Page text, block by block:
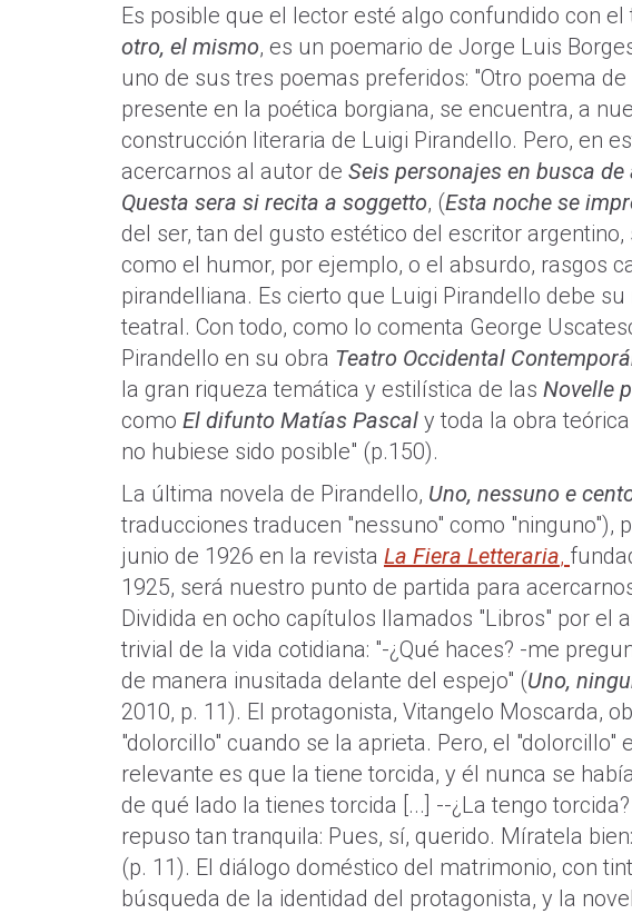
Es posible que el lector esté algo confundido con
otro, el mismo, es un poemario de Jorge Luis
uno de sus tres poemas preferidos: "Otro poema
presente en la poética borgiana, se encuentra, a
construcción literaria de Luigi Pirandello. Pero, en
acercarnos al autor de Seis personajes en busca de
Questa sera si recita a soggetto, (Esta noche se
del ser, tan del gusto estético del escritor
como el humor, por ejemplo, o el absurdo, rasgos
pirandelliana. Es cierto que Luigi Pirandello debe
teatral. Con todo, como lo comenta George
Pirandello en su obra Teatro Occidental
la gran riqueza temática y estilística de las Novelle
como El difunto Matías Pascal y toda la obra
no hubiese sido posible" (p.150).
La última novela de Pirandello, Uno, nessuno e
traducciones traducen "nessuno" como "ninguno"),
junio de 1926 en la revista La Fiera Letteraria,
1925, será nuestro punto de partida para
Dividida en ocho capítulos llamados "Libros" por el
trivial de la vida cotidiana: "-¿Qué haces? -me
de manera inusitada delante del espejo" (Uno,
2010, p. 11). El protagonista, Vitangelo Moscarda,
"dolorcillo" cuando se la aprieta. Pero, el "dolorcillo"
relevante es que la tiene torcida, y él nunca se
de qué lado la tienes torcida [...] --¿La tengo
repuso tan tranquila: Pues, sí, querido. Míratela
(p. 11). El diálogo doméstico del matrimonio, con
búsqueda de la identidad del protagonista, y la